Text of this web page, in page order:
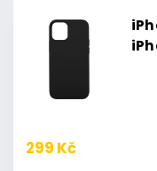
299 Kč